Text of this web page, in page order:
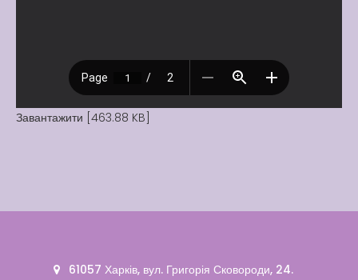
Завантажити [463.88 KB]
61057 Харків, вул. Григорія Сковороди, 24.